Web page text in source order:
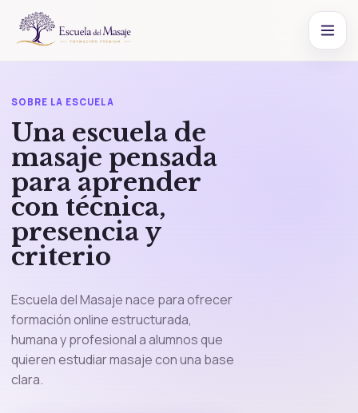
SOBRE LA ESCUELA
Una escuela de
masaje pensada
para aprender
con técnica,
presencia y
criterio
Escuela del Masaje nace para ofrecer
formación online estructurada,
humana y profesional a alumnos que
quieren estudiar masaje con una base
clara.